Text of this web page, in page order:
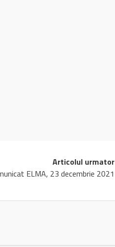
Articolul urmator
ELMA, 23 decembrie 2021